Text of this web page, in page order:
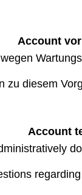
Account
zu diesem
Account